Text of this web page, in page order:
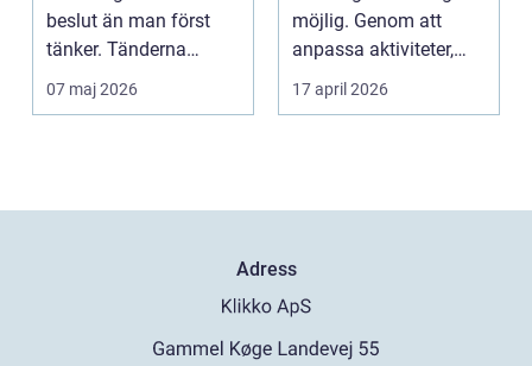
beslut än man först
tänker. Tänderna
påverkar hur vi må...
07 maj 2026
möjlig. Genom att
anpassa aktiviteter,
miljö och hjälpmede...
17 april 2026
Adress